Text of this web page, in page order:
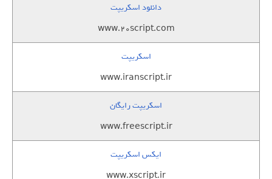
دانلود اسکریپت
www.20script.com
اسکریپت
www.iranscript.ir
اسکریپت رایگان
www.freescript.ir
ایکس اسکریپت
www.xscript.ir